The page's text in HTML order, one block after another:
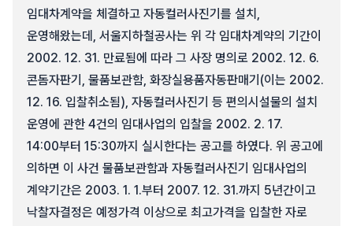
임대차계약을 체결하고 자동컬러사진기를 설치,
운영해왔는데, 서울지하철공사는 위 각 임대차계약의 기간이
2002. 12. 31. 만료됨에 따라 그 사장 명의로 2002. 12. 6.
콘돔자판기, 물품보관함, 화장실용품자동판매기(이는 2002.
12. 16. 입찰취소됨), 자동컬러사진기 등 편의시설물의 설치
운영에 관한 4건의 임대사업의 입찰을 2002. 2. 17.
14:00부터 15:30까지 실시한다는 공고를 하였다. 위 공고에
의하면 이 사건 물품보관함과 자동컬러사진기 임대사업의
계약기간은 2003. 1. 1.부터 2007. 12. 31.까지 5년간이고
낙찰자결정은 예정가격 이상으로 최고가격을 입찰한 자로